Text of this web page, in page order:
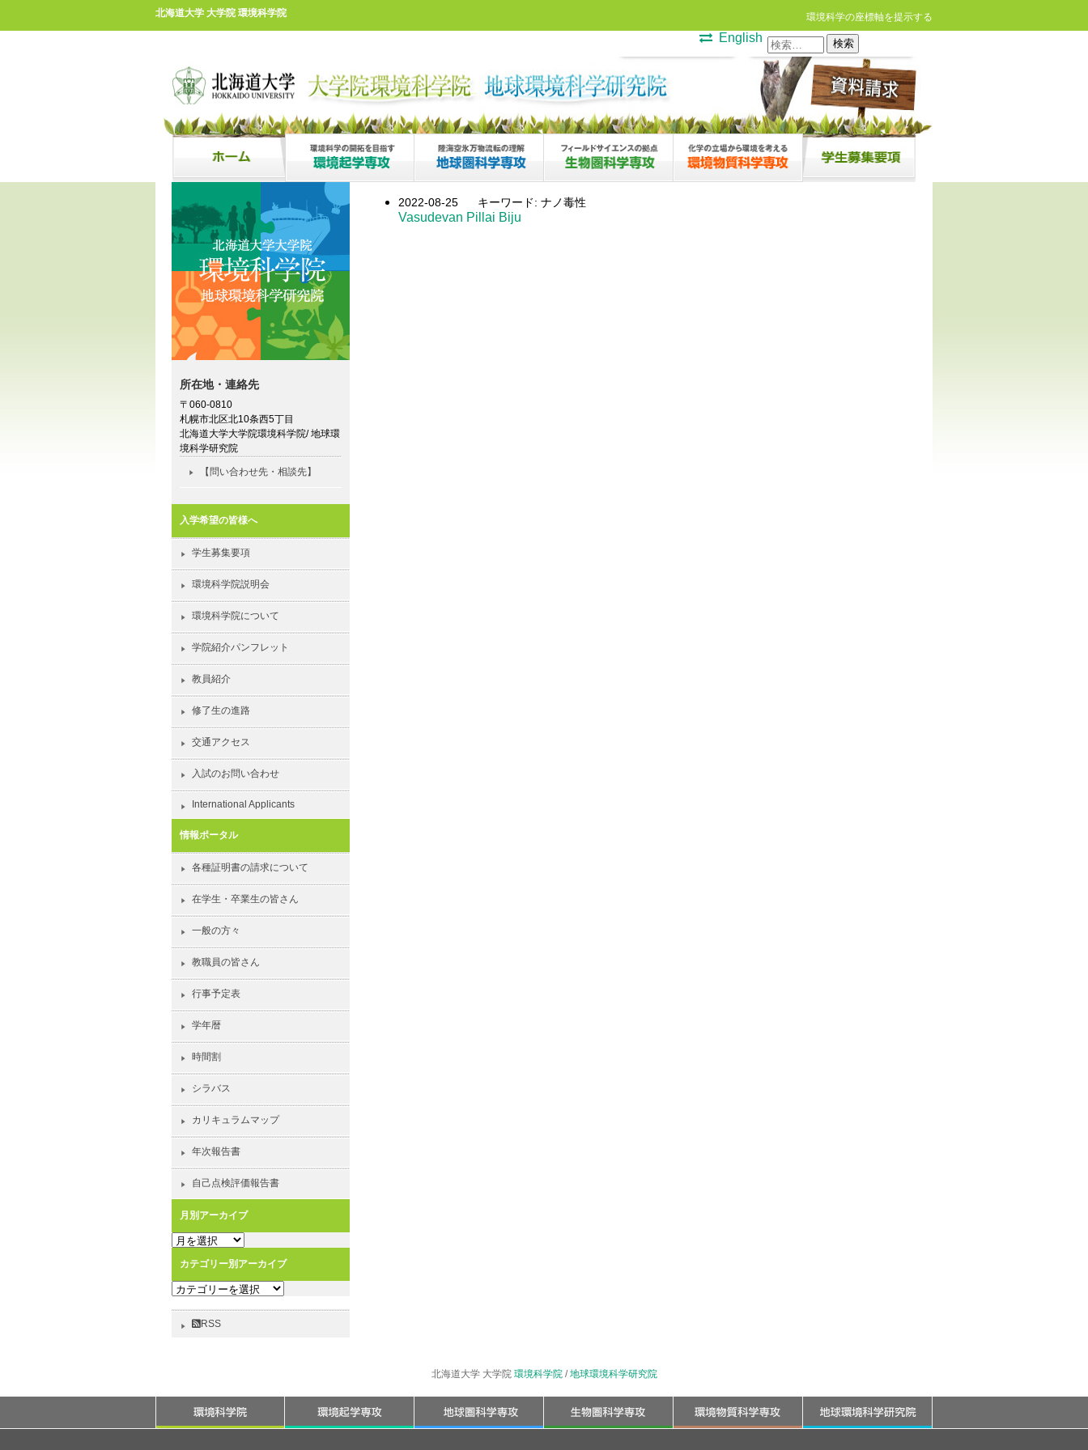
北海道大学 大学院 環境科学院 環境科学の座標軸を提示する
検
索:
English
2022-08-25 キーワード: ナノ毒性
Vasudevan Pillai Biju
所在地・連絡先
〒060-0810
札幌市北区北10条西5丁目
北海道大学大学院環境科学院/ 地球環
境科学研究院
【問い合わせ先・相談先】
入学希望の皆様へ
学生募集要項
環境科学院説明会
環境科学院について
学院紹介パンフレット
教員紹介
修了生の進路
交通アクセス
入試のお問い合わせ
International Applicants
情報ポータル
各種証明書の請求について
在学生・卒業生の皆さん
一般の方々
教職員の皆さん
行事予定表
学年暦
時間割
シラバス
カリキュラムマップ
年次報告書
自己点検評価報告書
月別アーカイブ
月
ー
カ
イ
カテゴリー別アーカイブ
カ
ゴ
カ
RSS
北海道大学 大学院 環境科学院/地球環境科学研究院